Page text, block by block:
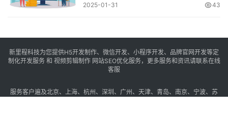
2025-01-31 43
新里程科技为您提供H5开发制作、微信开发、小程序开发、品牌官网开发等定
制化开发服务 和 视频剪辑制作 网站SEO优化服务，更多服务和资讯请联系在线
客服
服务客户遍及北京、 上海、 杭州 、 深圳 、 广州 、 天津、 青岛、 南京、 宁波、 苏